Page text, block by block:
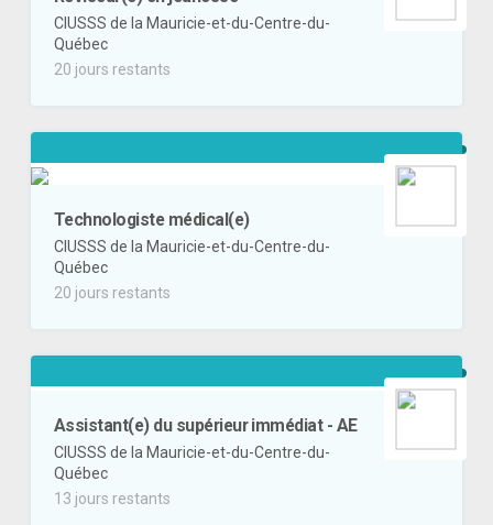
CIUSSS de la Mauricie-et-du-Centre-du-
Québec
20 jours restants
Technologiste médical(e)
CIUSSS de la Mauricie-et-du-Centre-du-
Québec
20 jours restants
Assistant(e) du supérieur immédiat - AE
CIUSSS de la Mauricie-et-du-Centre-du-
Québec
13 jours restants